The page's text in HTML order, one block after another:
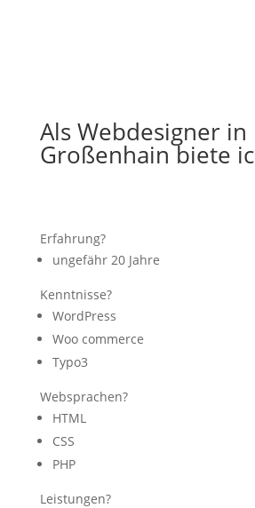
Als Webdesigner in
Großenhain biete
Erfahrung?
ungefähr 20 Jahre
Kenntnisse?
WordPress
Woo commerce
Typo3
Websprachen?
HTML
CSS
PHP
Leistungen?